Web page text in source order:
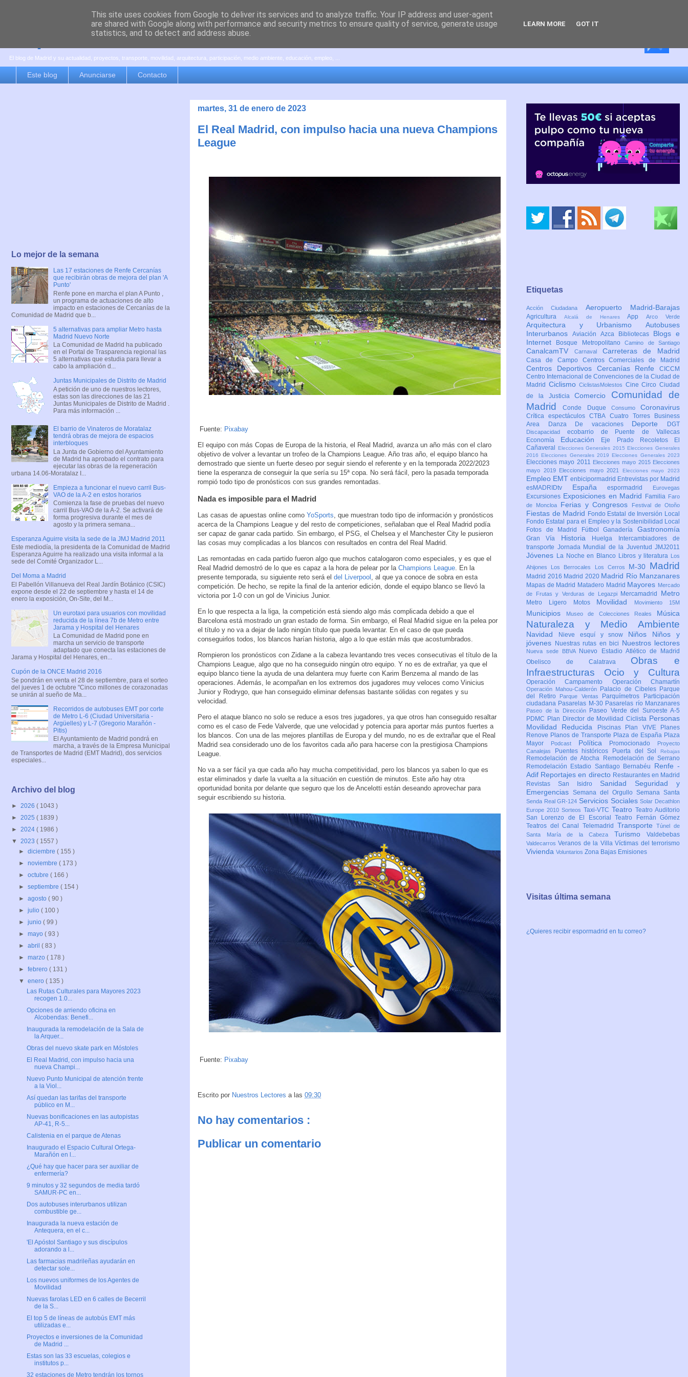
es por madrid
El blog de Madrid y su actualidad, proyectos, transporte, movilidad, arquitectura, participación, medio ambiente, educación, empleo, ...
Este blog Anunciarse Contacto
martes, 31 de enero de 2023
El Real Madrid, con impulso hacia una nueva Champions
League
Fuente: Pixabay
El equipo con más Copas de Europa de la historia, el Real Madrid, avanza un año más con el claro
objetivo de volver a levantar un trofeo de la Champions League. Año tras año, el equipo blanco ha
demostrado que siente un fuerte deseo por seguir siendo el referente y en la temporada 2022/2023
tiene la esperanza de conseguir la que sería su 15ª copa. No será fácil, pero la pasada temporada
rompió todo tipo de pronósticos con sus grandes remontadas.
Nada es imposible para el Madrid
Las casas de apuestas online como YoSports , que muestran todo tipo de información y pronósticos
acerca de la Champions League y del resto de competiciones, señalaban que el Real Madrid podía
ser capaz de ganar cada partido. Sin embargo, el PSG, el Chelsea y el Manchester City le pusieron
las cosas muy complicadas a los blancos con resultados en contra del Real Madrid.
Las remontadas en cada partido fueron algo que muchos catalogaron como especiales, y es que el
Real Madrid demostró de lo que es capaz a la hora de pelear por la Champions League . En la
presente temporada, su siguiente reto será el del Liverpool
, al que ya conoce de sobra en esta
competición. De hecho, se repite la final de la anterior edición, donde el equipo blanco se llevó la
victoria por 1-0 con un gol de Vinicius Junior.
En lo que respecta a la liga, la competición está siendo algo más complicada debido a que el
Barcelona está mostrado un gran estado de forma. Sin embargo, el Real Madrid sigue en la pelea por
el título y no va a dejar de lado ningún título que pueda levantar. En el caso de que pueda
conseguirlos todos, los blancos harían historia, algo a lo que están más que acostumbrados.
Rompieron los pronósticos con Zidane a la cabeza levantando tres veces consecutivas el título de la
Champions League, algo que no ha conseguido ningún otro equipo. Y no es de extrañar, ya que el
equipo blanco tiene la ayuda de una delantera muy fuerte con Karim Benzema al mando de las
operaciones. Además, le acompañan en los extremos dos jugadores muy veloces como Vinicius
Junior y Rodrygo, que han conseguido eliminar defensas bastante sólidas con regates y su
velocidad.
Pero el ataque blanco no solo se reduce a esos tres jugadores, ya que otros han conseguido resaltar
como es el caso de Fede Valverde, que une velocidad y potencia para aportar más puntos fuertes a
los blancos. Con una de las mejores plantillas de Europa y del mundo, no es de extrañar que el Real
Madrid sea considerado uno de los favoritos cada año para hacerse con la prestigiosa Champions
League.
No va a ser fácil ya que cada año hay mucha competitividad, pero los blancos ya saben lo que es
estar eliminados y darle la vuelta a la situación en cuestión de minutos. Este año hay otra
oportunidad bonita por delante que seguro que los de Ancelotti están deseando aprovechar para
seguir escribiendo su historia.
Fuente: Pixabay
Escrito por Nuestros Lectores a las 09:30
No hay comentarios :
Publicar un comentario
Lo mejor de la semana
Las 17 estaciones de Renfe Cercanías
que recibirán obras de mejora del plan 'A
Punto'
Renfe pone en marcha el plan A Punto ,
un programa de actuaciones de alto
impacto en estaciones de Cercanías de la
Comunidad de Madrid que b...
5 alternativas para ampliar Metro hasta
Madrid Nuevo Norte
La Comunidad de Madrid ha publicado
en el Portal de Trasparencia regional las
5 alternativas que estudia para llevar a
cabo la ampliación d...
Juntas Municipales de Distrito de Madrid
A petición de uno de nuestros lectores,
estas son las direcciones de las 21
Juntas Municipales de Distrito de Madrid .
Para más información ...
El barrio de Vinateros de Moratalaz
tendrá obras de mejora de espacios
interbloques
La Junta de Gobierno del Ayuntamiento
de Madrid ha aprobado el contrato para
ejecutar las obras de la regeneración
urbana 14.06-Moratalaz I...
Empieza a funcionar el nuevo carril Bus-
VAO de la A-2 en estos horarios
Comienza la fase de pruebas del nuevo
carril Bus-VAO de la A-2. Se activará de
forma progresiva durante el mes de
agosto y la primera semana...
Esperanza Aguirre visita la sede de la JMJ Madrid 2011
Este mediodía, la presidenta de la Comunidad de Madrid
Esperanza Aguirre ha realizado una visita informal a la
sede del Comité Organizador L...
Del Moma a Madrid
El Pabellón Villanueva del Real Jardín Botánico (CSIC)
expone desde el 22 de septiembre y hasta el 14 de
enero la exposición, On-Site, del M...
Un eurotaxi para usuarios con movilidad
reducida de la línea 7b de Metro entre
Jarama y Hospital del Henares
La Comunidad de Madrid pone en
marcha un servicio de transporte
adaptado que conecta las estaciones de
Jarama y Hospital del Henares, en...
Cupón de la ONCE Madrid 2016
Se pondrán en venta el 28 de septiembre, para el sorteo
del jueves 1 de octubre "Cinco millones de corazonadas
se unirán al sueño de Ma...
Recorridos de autobuses EMT por corte
de Metro L-6 (Ciudad Universitaria -
Argüelles) y L-7 (Gregorio Marañón -
Pitis)
El Ayuntamiento de Madrid pondrá en
marcha, a través de la Empresa Municipal
de Transportes de Madrid (EMT Madrid), dos servicios
especiales...
Archivo del blog
► 2026 ( 1043 )
► 2025 ( 1839 )
► 2024 ( 1986 )
▼ 2023 ( 1557 )
►diciembre( 155 )
►noviembre( 173 )
►octubre( 166 )
►septiembre( 154 )
►agosto( 90 )
►julio( 100 )
►junio( 99 )
►mayo( 93 )
►abril( 83 )
►marzo( 178 )
►febrero( 131 )
▼enero( 135 )
Las Rutas Culturales para Mayores 2023
recogen 1.0...
Opciones de arriendo oficina en
Alcobendas: Benefi...
Inaugurada la remodelación de la Sala de
la Arquer...
Obras del nuevo skate park en Móstoles
El Real Madrid, con impulso hacia una
nueva Champi...
Nuevo Punto Municipal de atención frente
a la Viol...
Así quedan las tarifas del transporte
público en M...
Nuevas bonificaciones en las autopistas
AP-41, R-5...
Calistenia en el parque de Atenas
Inaugurado el Espacio Cultural Ortega-
Marañón en l...
¿Qué hay que hacer para ser auxiliar de
enfermería?
9 minutos y 32 segundos de media tardó
SAMUR-PC en...
Dos autobuses interurbanos utilizan
combustible ge...
Inaugurada la nueva estación de
Antequera, en el c...
'El Apóstol Santiago y sus discípulos
adorando a l...
Las farmacias madrileñas ayudarán en
detectar sole...
Los nuevos uniformes de los Agentes de
Movilidad
Nuevas farolas LED en 6 calles de Becerril
de la S...
El top 5 de líneas de autobús EMT más
utilizadas e...
Proyectos e inversiones de la Comunidad
de Madrid ...
Estas son las 33 escuelas, colegios e
institutos p...
32 estaciones de Metro tendrán los tornos
Etiquetas
Acción Ciudadana Aeropuerto Madrid-Barajas
Agricultura Alcalá de HenaresAppArco Verde
Arquitectura y Urbanismo Autobuses
Interurbanos Aviación Azca Bibliotecas Blogs e
Internet
Bosque MetropolitanoCamino de Santiago
CanalcamTV Carnaval Carreteras de Madrid
Casa de Campo Centros Comerciales de Madrid
Centros Deportivos Cercanías Renfe CICCM
Centro Internacional de Convenciones de la Ciudad de
Madrid CiclismoCiclistasMolestos CineCircoCiudad
de la JusticiaComercio Comunidad de
MadridConde Duque Consumo Coronavirus
Crítica espectáculosCTBA Cuatro Torres Business
Area
Danza De vacaciones Deporte DGT
Discapacidad ecobarrio de Puente de Vallecas
Economía Educación Eje Prado Recoletos
El
Cañaveral
Elecciones Generales 2015 Elecciones Generales
2016 Elecciones Generales 2019 Elecciones Generales 2023
Elecciones mayo 2011 Elecciones mayo 2015 Elecciones
mayo 2019
Elecciones mayo 2021 Elecciones mayo 2023
Empleo EMT enbicipormadrid Entrevistas por Madrid
esMADRIDtv Españaespormadrid Eurovegas
Excursiones Exposiciones en Madrid Familia Faro
de Moncloa
Ferias y Congresos Festival de Otoño
Fiestas de Madrid Fondo Estatal de Inversión Local
Fondo Estatal para el Empleo y la Sostenibilidad Local
Fotos de Madrid
FútbolGanaderíaGastronomía
Gran Vía Historia Huelga
Intercambiadores de
transporte Jornada Mundial de la Juventud JMJ2011
Jóvenes La Noche en Blanco Libros y literatura
Los
Ahijones
Los Berrocales Los Cerros M-30 Madrid
Madrid 2016 Madrid 2020 Madrid Río Manzanares
Mapas de Madrid Matadero Madrid Mayores Mercado
de Frutas y Verduras de Legazpi
Mercamadrid Metro
Metro Ligero Motos Movilidad Movimiento 15M
Municipios Museo de Colecciones Reales Música
Naturaleza y Medio Ambiente
Navidad Nieve esquí y snow Niños Niños y
jóvenes
Nuestras rutas en bici Nuestros lectores
Nueva sede BBVA
Nuevo Estadio Atlético de Madrid
Obelisco de Calatrava Obras e
Infraestructuras Ocio y Cultura
Operación Campamento Operación Chamartín
Operación Mahou-Calderón Palacio de Cibeles Parque
del Retiro
Parque Ventas Parquímetros
Participación
ciudadana Pasarelas M-30 Pasarelas río Manzanares
Paseo de la Dirección
Paseo Verde del Suroeste A-5
PDMC Plan Director de Movilidad Ciclista Personas
Movilidad Reducida
Piscinas Plan VIVE
Planes
Renove Planos de Transporte Plaza de España Plaza
Mayor
Podcast Política Promocionado
Proyecto
Canalejas
Puentes históricos Puerta del Sol Rebajas
Remodelación de Atocha
Remodelación de Serrano
Remodelación Estadio Santiago Bernabéu Renfe -
Adif Reportajes en directo Restaurantes en Madrid
Revistas San Isidro Sanidad Seguridad y
Emergencias Semana del Orgullo Semana Santa
Senda Real GR-124 Servicios SocialesSolar Decathlon
Europe 2010 Sorteos Taxi-VTC Teatro Teatro Auditorio
San Lorenzo de El EscorialTeatro Fernán Gómez
Teatros del Canal Telemadrid TransporteTúnel de
Santa María de la Cabeza Turismo Valdebebas
ValdecarrosVeranos de la VillaVíctimas del terrorismo
Vivienda Voluntarios Zona Bajas Emisiones
Visitas última semana
¿Quieres recibir espormadrid en tu correo?
This site uses cookies from Google to deliver its services and to analyze traffic. Your IP address and user-agent
are shared with Google along with performance and security metrics to ensure quality of service, generate usage
statistics, and to detect and address abuse.
LEARN MORE GOT IT